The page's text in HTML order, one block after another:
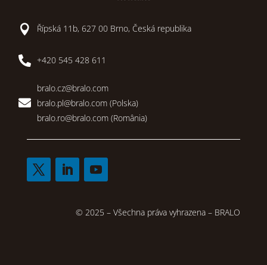
 Řípská 11b, 627 00 Brno, Česká republika
 +420 545 428 611

bralo.cz@bralo.com
bralo.pl@bralo.com (Polska)
bralo.ro@bralo.com (România)
© 2025 – Všechna práva vyhrazena – BRALO